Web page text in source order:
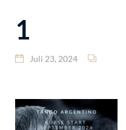
1
Juli 23, 2024